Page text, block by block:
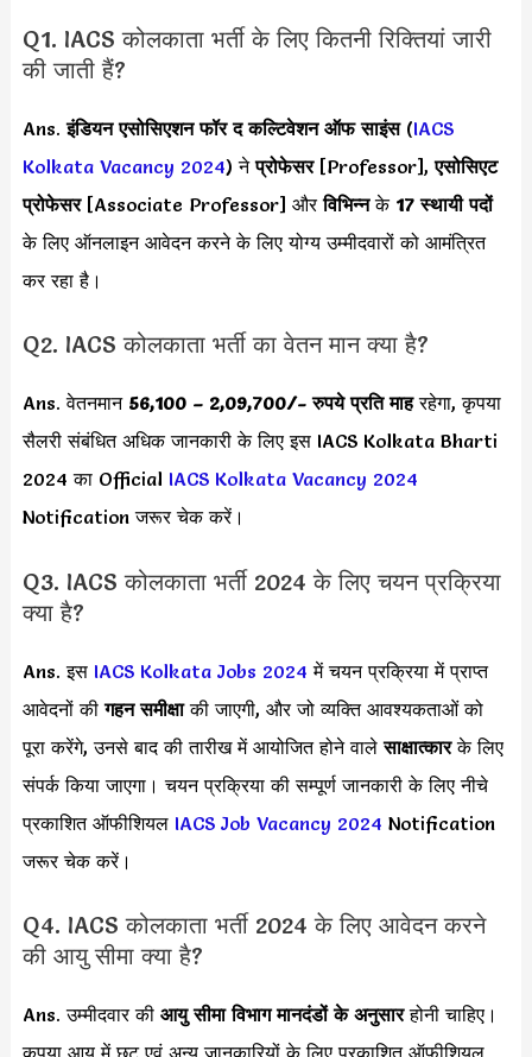
Q1. IACS कोलकाता भर्ती के लिए कितनी रिक्तियां जारी
की जाती हैं?
Ans.इंडियन एसोसिएशन फॉर द कल्टिवेशन ऑफ साइंस(IACS
Kolkata Vacancy 2024) नेप्रोफेसर[Professor],एसोसिएट
प्रोफेसर[Associate Professor] औरविभिन्नके 17 स्थायी पदों
के लिए ऑनलाइन आवेदन करने के लिए योग्य उम्मीदवारों को आमंत्रित
कर रहा है।
Q2. IACS कोलकाता भर्ती का वेतन मान क्या है?
Ans. वेतनमान 56,100 – 2,09,700/- रुपये प्रति माहरहेगा, कृपया
सैलरी संबंधित अधिक जानकारी के लिए इस IACS Kolkata Bharti
2024 का Official IACS Kolkata Vacancy 2024
Notification जरूर चेक करें।
Q3. IACS कोलकाता भर्ती 2024 के लिए चयन प्रक्रिया
क्या है?
Ans. इस IACS Kolkata Jobs 2024 में चयन प्रक्रिया में प्राप्त
आवेदनों कीगहन समीक्षाकी जाएगी, और जो व्यक्ति आवश्यकताओं को
पूरा करेंगे, उनसे बाद की तारीख में आयोजित होने वालेसाक्षात्कारके लिए
संपर्क किया जाएगा। चयन प्रक्रिया की सम्पूर्ण जानकारी के लिए नीचे
प्रकाशित ऑफीशियल IACS Job Vacancy 2024 Notification
जरूर चेक करें।
Q4. IACS कोलकाता भर्ती 2024 के लिए आवेदन करने
की आयु सीमा क्या है?
Ans. उम्मीदवार की आयु सीमा विभाग मानदंडों के अनुसारहोनी चाहिए।